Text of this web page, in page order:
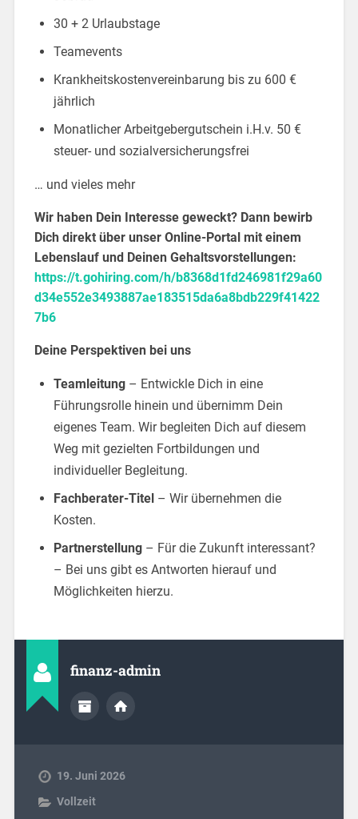
30 + 2 Urlaubstage
Teamevents
Krankheitskostenvereinbarung bis zu 600 €
jährlich
Monatlicher Arbeitgebergutschein i.H.v. 50 €
steuer- und sozialversicherungsfrei
… und vieles mehr
Wir haben Dein Interesse geweckt? Dann bewirb
Dich direkt über unser Online-Portal mit einem
Lebenslauf und Deinen Gehaltsvorstellungen:
https://t.gohiring.com/h/b8368d1fd246981f29a60
d34e552e3493887ae183515da6a8bdb229f41422
7b6
Deine Perspektiven bei uns
Teamleitung – Entwickle Dich in eine
Führungsrolle hinein und übernimm Dein
eigenes Team. Wir begleiten Dich auf diesem
Weg mit gezielten Fortbildungen und
individueller Begleitung.
Fachberater-Titel – Wir übernehmen die
Kosten.
Partnerstellung– Für die Zukunft interessant?
– Bei uns gibt es Antworten hierauf und
Möglichkeiten hierzu.
finanz-admin
19. Juni 2026
Vollzeit